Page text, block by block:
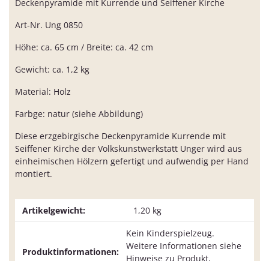
Deckenpyramide mit Kurrende und Seiffener Kirche
Art-Nr. Ung 0850
Höhe: ca. 65 cm / Breite: ca. 42 cm
Gewicht: ca. 1,2 kg
Material: Holz
Farbge: natur (siehe Abbildung)
Diese erzgebirgische Deckenpyramide Kurrende mit
Seiffener Kirche der Volkskunstwerkstatt Unger wird aus
einheimischen Hölzern gefertigt und aufwendig per Hand
montiert.
Artikelgewicht: 1,20 kg
Produktinformationen:
Kein Kinderspielzeug.
Weitere Informationen siehe
Hinweise zu Produkt,